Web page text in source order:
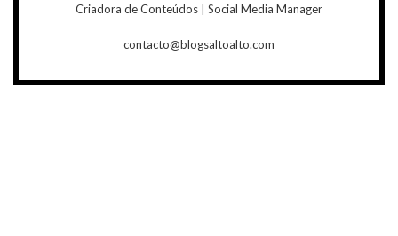
Criadora de Conteúdos | Social Media Manager
contacto@blogsaltoalto.com